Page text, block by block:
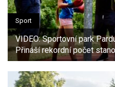
Sport
VIDEO: Sportovní park
Přináší rekordní počet